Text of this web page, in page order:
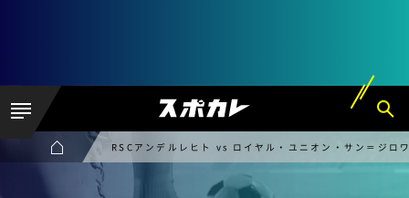
RSCアンデルレヒト vs ロイヤル・ユニオン・サン＝ジロ